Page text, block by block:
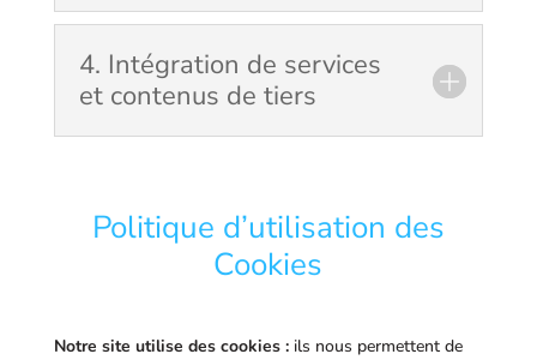
4. Intégration de services
et contenus de tiers
Politique d’utilisation des
Cookies
Notre site utilise des cookies :ils nous permettent de